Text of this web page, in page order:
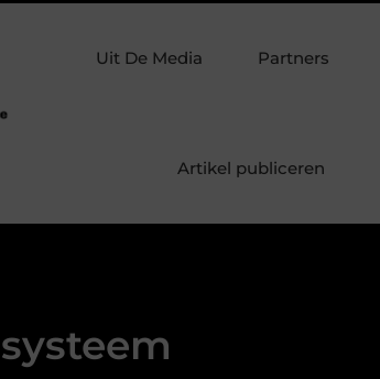
Uit De Media Partners
Artikel publiceren